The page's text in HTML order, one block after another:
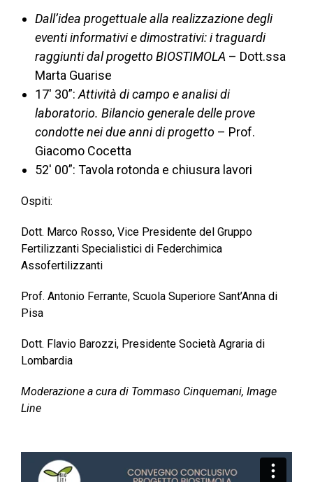
Dall’idea progettuale alla realizzazione degli
eventi informativi e dimostrativi: i traguardi
raggiunti dal progetto BIOSTIMOLA – Dott.ssa
Marta Guarise
17′ 30”:Attività di campo e analisi di
laboratorio. Bilancio generale delle prove
condotte nei due anni di progetto – Prof.
Giacomo Cocetta
52′ 00”: Tavola rotonda e chiusura lavori
Ospiti:
Dott. Marco Rosso, Vice Presidente del Gruppo
Fertilizzanti Specialistici di Federchimica
Assofertilizzanti
Prof. Antonio Ferrante, Scuola Superiore Sant’Anna di
Pisa
Dott. Flavio Barozzi, Presidente Società Agraria di
Lombardia
Moderazione a cura di Tommaso Cinquemani, Image
Line